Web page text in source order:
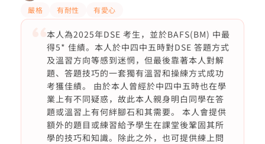
嚴格 有耐性 有愛心
本人為2025年DSE 考生，並於BAFS(BM) 中最
得5* 佳績。本人於中四中五時對DSE 答題方式
及溫習方向等感到迷惘，但最後靠著本人對解
題、答題技巧的一套獨有溫習和操練方式成功
考獲佳績。 由於本人曾經於中四中五時也在學
業上有不同疑惑，故此本人親身明白同學在答
題或溫習上有何絆腳石和其需要。 本人會提供
額外的題目或練習給予學生在課堂後鞏固其所
學的技巧和知識。除此之外，也可提供練上問